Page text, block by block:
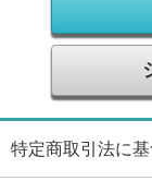
特定商取引法に基